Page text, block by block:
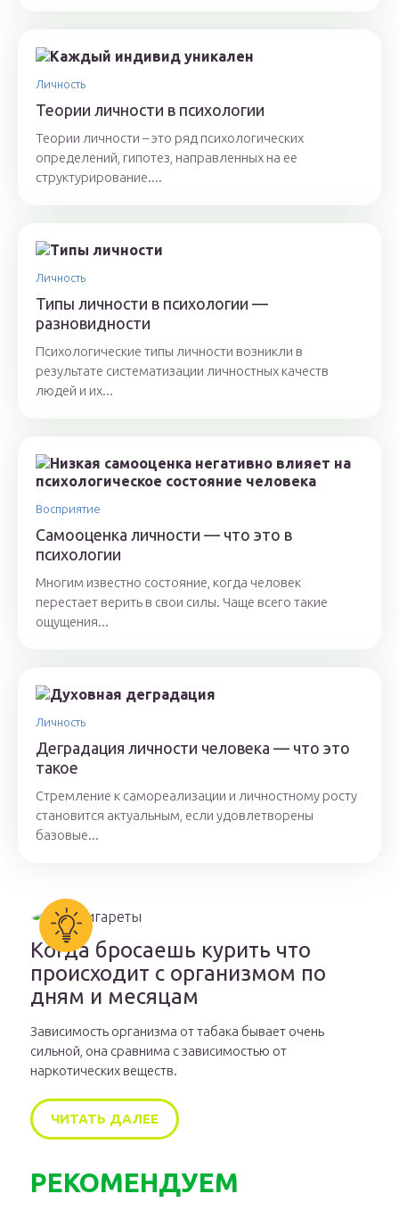
Личность
Теории личности в психологии
Теории личности – это ряд психологических
определений, гипотез, направленных на ее
структурирование....
Личность
Типы личности в психологии —
разновидности
Психологические типы личности возникли в
результате систематизации личностных качеств
людей и их...
Восприятие
Самооценка личности — что это в
психологии
Многим известно состояние, когда человек
перестает верить в свои силы. Чаще всего такие
ощущения...
Личность
Деградация личности человека — что это
такое
Стремление к самореализации и личностному росту
становится актуальным, если удовлетворены
базовые...
Когда бросаешь курить что
происходит с организмом по
дням и месяцам
Зависимость организма от табака бывает очень
сильной, она сравнима с зависимостью от
наркотических веществ.
ЧИТАТЬ ДАЛЕЕ
РЕКОМЕНДУЕМ